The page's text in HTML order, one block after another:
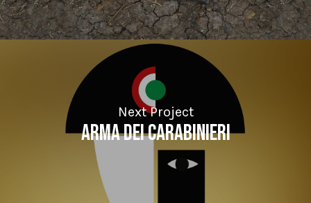
Next Project
Arma dei Carabinieri